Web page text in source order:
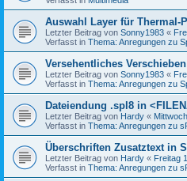
Auswahl Layer für Thermal-
Letzter Beitrag von Sonny1983 «
Verfasst in Thema: Anregungen zu
Versehentliches
Letzter Beitrag von Sonny1983 «
Verfasst in Thema: Anregungen zu
Dateiendung .spl8 in
Letzter Beitrag von Hardy «
Verfasst in Thema: Anregungen zu
Überschriften Zusatztext in
Letzter Beitrag von Hardy « Freitag
Verfasst in Thema: Anregungen zu